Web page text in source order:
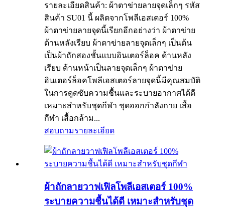
รายละเอียดสินค้า: ผ้าตาข่ายลายจุดเล็กๆ รหัส
สินค้า SU01 นี้ ผลิตจากโพลีเอสเตอร์ 100%
ผ้าตาข่ายลายจุดนี้เรียกอีกอย่างว่า ผ้าตาข่าย
ด้านหลังเรียบ ผ้าตาข่ายลายจุดเล็กๆ เป็นต้น
เป็นผ้าถักสองชั้นแบบอินเตอร์ล็อค ด้านหลัง
เรียบ ด้านหน้าเป็นลายจุดเล็กๆ ผ้าตาข่าย
อินเตอร์ล็อคโพลีเอสเตอร์ลายจุดนี้มีคุณสมบัติ
ในการดูดซับความชื้นและระบายอากาศได้ดี
เหมาะสำหรับชุดกีฬา ชุดออกกำลังกาย เสื้อ
กีฬา เสื้อกล้าม...
สอบถามรายละเอียด
ผ้าถักลายวาฟเฟิลโพลีเอสเตอร์ 100%
ระบายความชื้นได้ดี เหมาะสำหรับชุด